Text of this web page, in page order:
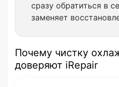
сразу обратиться в
заменяет
Почему чистку
доверяют iRepair